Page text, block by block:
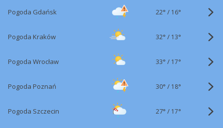
Pogoda Gdańsk 22° / 16°
Pogoda Kraków 32° / 13°
Pogoda Wrocław 33° / 17°
Pogoda Poznań 30° / 18°
Pogoda Szczecin 27° / 17°